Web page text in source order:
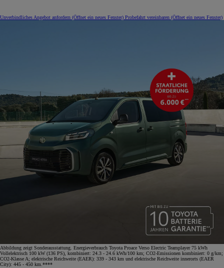
Unverbindliches Angebot anfordern (Öffnet ein neues Fenster) Probefahrt vereinbaren (Öffnet ein neues Fenster)
Abbildung zeigt Sonderausstattung. Energieverbrauch Toyota Proace Verso Electric Teamplayer 75 kWh
Vollelektrisch 100 kW (136 PS), kombiniert: 24.3 - 24.6 kWh/100 km; CO2-Emissionen kombiniert: 0 g/km;
CO2-Klasse A; elektrische Reichweite (EAER): 339 - 343 km und elektrische Reichweite innerorts (EAER
City): 445 - 450 km.****